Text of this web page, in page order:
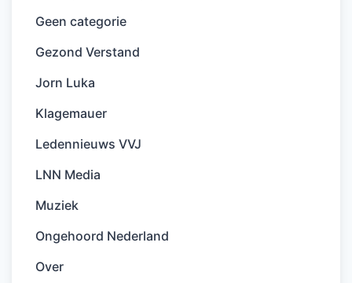
Geen categorie
Gezond Verstand
Jorn Luka
Klagemauer
Ledennieuws VVJ
LNN Media
Muziek
Ongehoord Nederland
Over